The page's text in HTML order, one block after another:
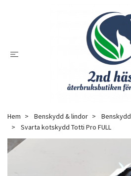
Hem Benskydd & lindor Benskydd
Svarta kotskydd Totti Pro FULL